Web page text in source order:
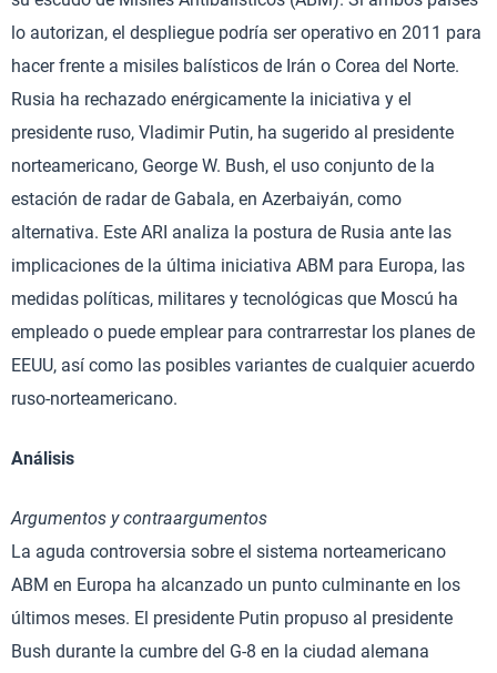
lo autorizan, el despliegue podría ser operativo en 2011 para
hacer frente a misiles balísticos de Irán o Corea del Norte.
Rusia ha rechazado enérgicamente la iniciativa y el
presidente ruso, Vladimir Putin, ha sugerido al presidente
norteamericano, George W. Bush, el uso conjunto de la
estación de radar de Gabala, en Azerbaiyán, como
alternativa. Este ARI analiza la postura de Rusia ante las
implicaciones de la última iniciativa ABM para Europa, las
medidas políticas, militares y tecnológicas que Moscú ha
empleado o puede emplear para contrarrestar los planes de
EEUU, así como las posibles variantes de cualquier acuerdo
ruso-norteamericano.
Análisis
Argumentos y contraargumentos
La aguda controversia sobre el sistema norteamericano
ABM en Europa ha alcanzado un punto culminante en los
últimos meses. El presidente Putin propuso al presidente
Bush durante la cumbre del G-8 en la ciudad alemana